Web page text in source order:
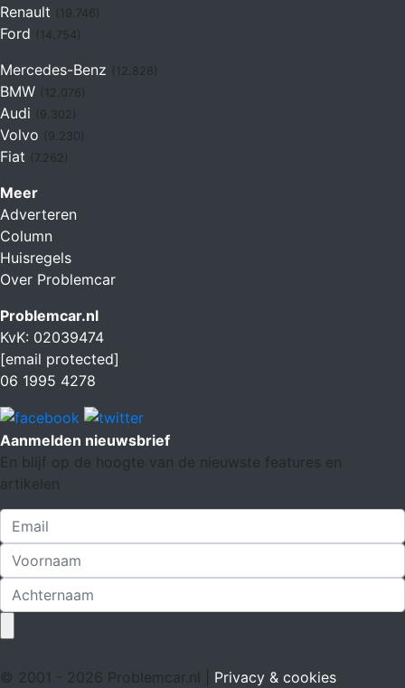
Renault (19.746)
Ford (14.754)
Mercedes-Benz
BMW (12.076)
Audi
Volvo
Fiat (7.262)
Meer
Adverteren
Column
Huisregels
Over Problemcar
Problemcar.nl
KvK: 02039474
[email protected]
06 1995 4278
Aanmelden nieuwsbrief
En blijf op de hoogte van de nieuwste features en
artikelen
© 2001 - 2026 Problemcar.nl | Privacy & cookies